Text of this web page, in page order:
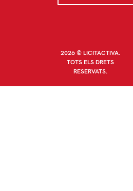
2026 © LICITACTIVA.
TOTS ELS DRETS
RESERVATS.